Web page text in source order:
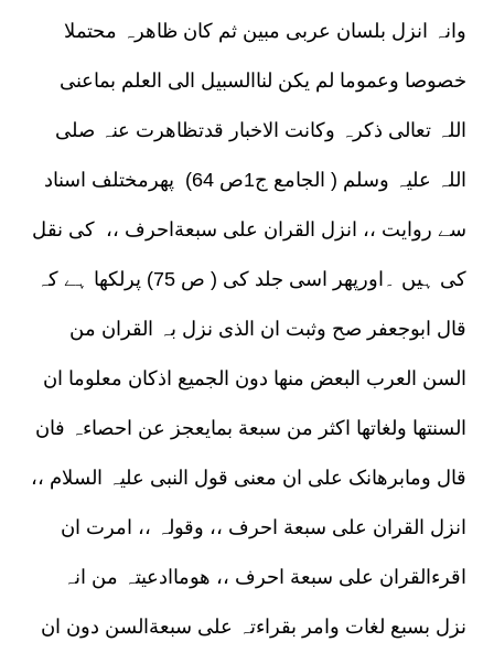
وانہ انزل بلسان عربی مبین ثم کان ظاھرہ محتملا
خصوصا وعموما لم یکن لناالسبیل الی العلم بماعنی
اللہ تعالی ذکرہ وکانت الاخبار قدتظاھرت عنہ صلی
اللہ علیہ وسلم ( الجامع ج1ص 64) پھرمختلف اسناد
سے روایت ،، انزل القران علی سبعةاحرف ،، کی نقل
کی ہیں ۔اورپھر اسی جلد کی ( ص 75) پرلکھا ہے کہ
قال ابوجعفر صح وثبت ان الذی نزل بہ القران من
السن العرب البعض منھا دون الجمیع اذکان معلوما ان
السنتھا ولغاتھا اکثر من سبعة بمایعجز عن احصاءہ فان
قال ومابرھانک علی ان معنی قول النبی علیہ السلام ،،
انزل القران علی سبعة احرف ،، وقولہ ،، امرت ان
اقرءالقران علی سبعة احرف ،، ھوماادعیتہ من انہ
نزل بسبع لغات وامر بقراءتہ علی سبعةالسن دون ان